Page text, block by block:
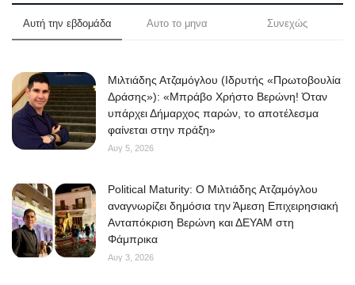
Αυτή την εβδομάδα Αυτο το μηνα Συνεχώς
Μιλτιάδης Ατζαμόγλου (Ιδρυτής «Πρωτοβουλία
Δράσης»): «Μπράβο Χρήστο Βερώνη! Όταν
υπάρχει Δήμαρχος παρών, το αποτέλεσμα
φαίνεται στην πράξη»
Αυγ 5, 2026
Political Maturity: Ο Μιλτιάδης Ατζαμόγλου
αναγνωρίζει δημόσια την Άμεση Επιχειρησιακή
Ανταπόκριση Βερώνη και ΔΕΥΑΜ στη
Φάμπρικα
Αυγ 3, 2026